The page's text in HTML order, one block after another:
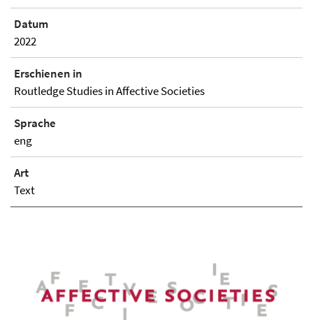
Datum
2022
Erschienen in
Routledge Studies in Affective Societies
Sprache
eng
Art
Text